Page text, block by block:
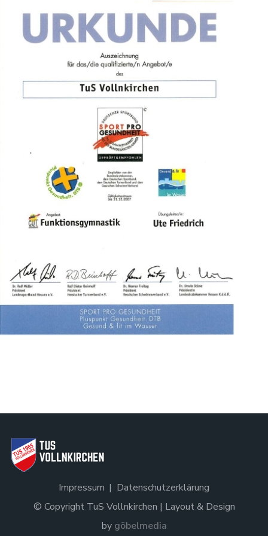
Impressum
Datenschutzerklärung
© Copyright TuS Vollnkirchen | Layout & Design
by göbelmedia